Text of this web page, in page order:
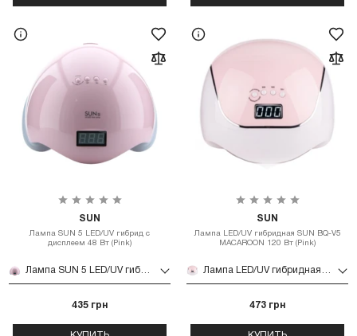
SUN
Лампа SUN 5 LED/UV гибрид с
дисплеем 48 Вт (Pink)
435 грн
SUN
Лампа LED/UV гибридная SUN BQ-V5
MACAROON 120 Вт (Pink)
473 грн